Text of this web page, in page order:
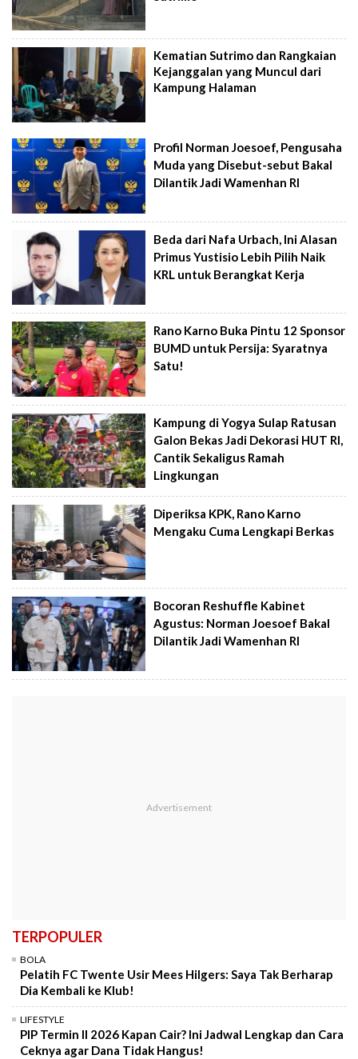
Kematian Sutrimo dan Rangkaian
Kejanggalan yang Muncul dari
Kampung Halaman
Profil Norman Joesoef, Pengusaha
Muda yang Disebut-sebut Bakal
Dilantik Jadi Wamenhan RI
Beda dari Nafa Urbach, Ini Alasan
Primus Yustisio Lebih Pilih Naik
KRL untuk Berangkat Kerja
Rano Karno Buka Pintu 12 Sponsor
BUMD untuk Persija: Syaratnya
Satu!
Kampung di Yogya Sulap Ratusan
Galon Bekas Jadi Dekorasi HUT RI,
Cantik Sekaligus Ramah
Lingkungan
Diperiksa KPK, Rano Karno
Mengaku Cuma Lengkapi Berkas
Bocoran Reshuffle Kabinet
Agustus: Norman Joesoef Bakal
Dilantik Jadi Wamenhan RI
TERPOPULER
BOLA
Pelatih FC Twente Usir Mees Hilgers: Saya Tak Berharap
Dia Kembali ke Klub!
LIFESTYLE
PIP Termin II 2026 Kapan Cair? Ini Jadwal Lengkap dan Cara
Ceknya agar Dana Tidak Hangus!